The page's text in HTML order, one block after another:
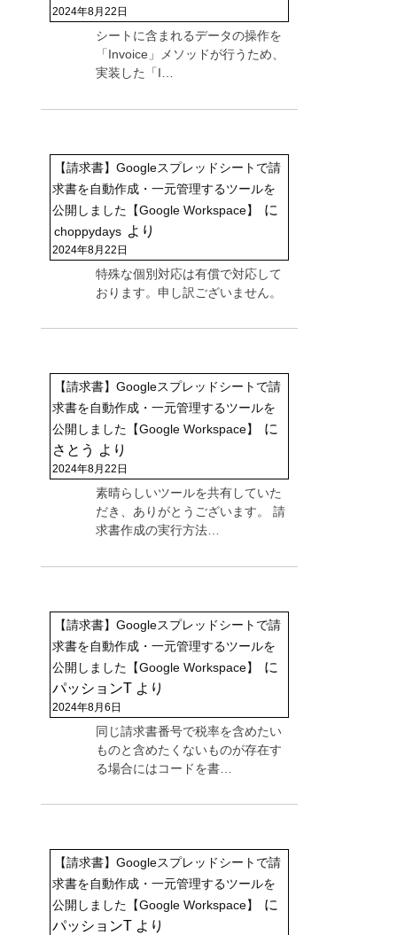
2024年8月22日
シートに含まれるデータの操作を
「Invoice」メソッドが行うため、
実装した「I…
【請求書】Googleスプレッドシートで請
求書を自動作成・一元管理するツールを
公開しました【Google Workspace】
に
choppydays より
2024年8月22日
特殊な個別対応は有償で対応して
おります。申し訳ございません。
【請求書】Googleスプレッドシートで請
求書を自動作成・一元管理するツールを
公開しました【Google Workspace】
に
さとう より
2024年8月22日
素晴らしいツールを共有していた
だき、ありがとうございます。 請
求書作成の実行方法…
【請求書】Googleスプレッドシートで請
求書を自動作成・一元管理するツールを
公開しました【Google Workspace】
に
パッションT より
2024年8月6日
同じ請求書番号で税率を含めたい
ものと含めたくないものが存在す
る場合にはコードを書…
【請求書】Googleスプレッドシートで請
求書を自動作成・一元管理するツールを
公開しました【Google Workspace】
に
パッションT より